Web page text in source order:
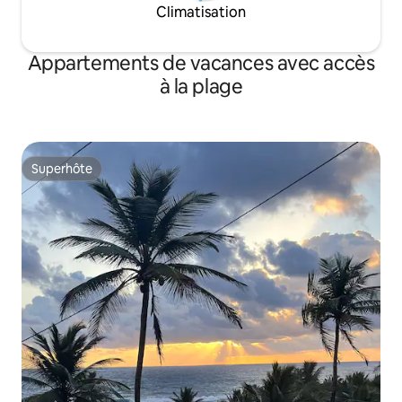
Climatisation
Appartements de vacances avec accès
à la plage
Superhôte
Superhôte